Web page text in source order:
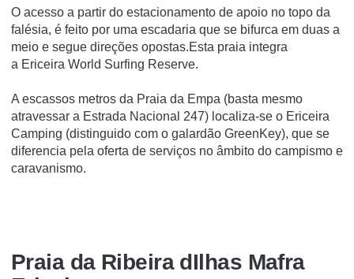
O acesso a partir do estacionamento de apoio no topo da
falésia, é feito por uma escadaria que se bifurca em duas a
meio e segue direções opostas.Esta praia integra
a Ericeira World Surfing Reserve.
A escassos metros da Praia da Empa (basta mesmo
atravessar a Estrada Nacional 247) localiza-se o Ericeira
Camping (distinguido com o galardão GreenKey), que se
diferencia pela oferta de serviços no âmbito do campismo e
caravanismo.
Praia da Ribeira dIlhas Mafra